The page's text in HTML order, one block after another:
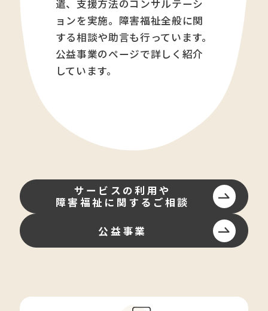
遣、支援方法のコンサルテーシ
ョンを実施。障害福祉全般に関
する相談や助言も行っています。
公益事業のページで詳しく紹介
しています。
サービスの利用や
障害福祉に関するご相談
公益事業